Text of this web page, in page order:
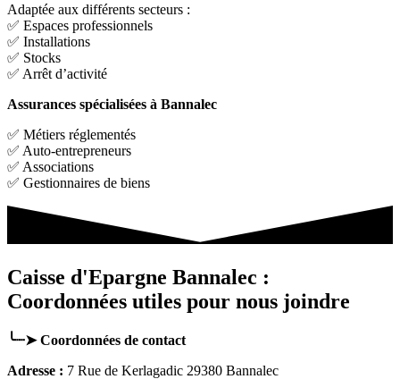
Adaptée aux différents secteurs :
✅ Espaces professionnels
✅ Installations
✅ Stocks
✅ Arrêt d’activité
Assurances spécialisées à Bannalec
✅ Métiers réglementés
✅ Auto-entrepreneurs
✅ Associations
✅ Gestionnaires de biens
Caisse d'Epargne Bannalec :
Coordonnées utiles pour nous joindre
╰┈➤ Coordonnées de contact
Adresse : 7 Rue de Kerlagadic 29380 Bannalec